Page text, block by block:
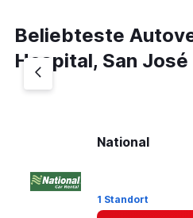
Beliebteste
Hospital, San José
National
1 Standort